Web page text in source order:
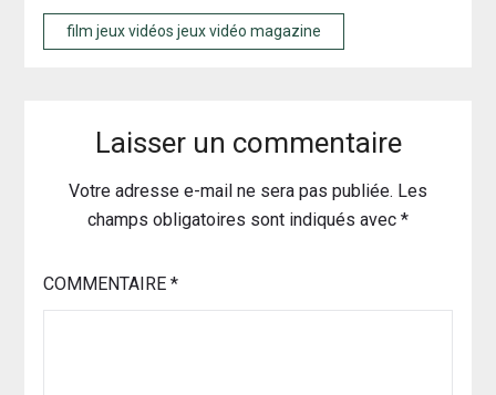
film jeux vidéos jeux vidéo magazine
Laisser un commentaire
Votre adresse e-mail ne sera pas publiée. Les
champs obligatoires sont indiqués avec *
COMMENTAIRE *